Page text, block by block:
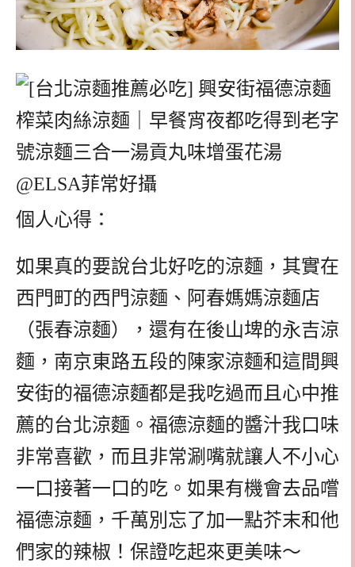
個人心得：
如果真的要說台北好吃的涼麵，其實在
西門町的西門涼麵、阿春媽媽涼麵店
（張春涼麵），還有在後山埤的永吉涼
麵，南京東路五段的陳家涼麵和這間興
安街的福德涼麵都是我吃過而且心中推
薦的台北涼麵。福德涼麵的醬汁我口味
非常喜歡，而且非常涮嘴就讓人不小心
一口接著一口的吃。如果有機會去品嚐
福德涼麵，千萬別忘了加一點芥末和他
們家的辣椒！保證吃起來更美味～